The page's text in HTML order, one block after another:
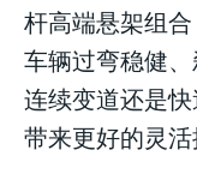
杆高端悬架组
车辆过弯稳健
连续变道还是
带来更好的灵活